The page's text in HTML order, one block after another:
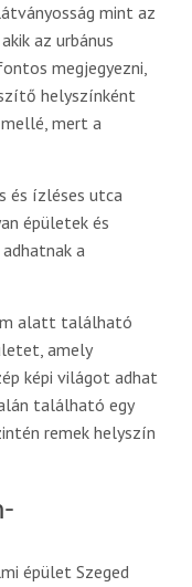
mint az
az urbánus
megjegyezni,
helyszínként
mert a
és ízléses utca
épületek és
a
alatt található
amely
képi világot adhat
található egy
remek helyszín
épület Szeged